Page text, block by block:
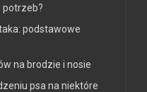
potrzeb?
podstawowe
na brodzie i nosie
psa na niektóre